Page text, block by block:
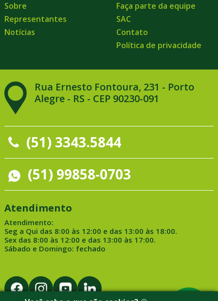
Sobre
Representantes
Notícias
Faça parte da equipe
SAC
Contato
Política de privacidade
Rua Ernesto Fontoura, 231 - Porto
Alegre - RS - CEP 90230-091
(51) 3343.5844
(51) 99858-0703
Atendimento
Atendimento:
Seg a Qui das 8:00 às 12:00 e das 13:00 às 18:00.
Sex das 8:00 às 12:00 e das 13:00 às 17:00.
Sábado e Domingo: fechado